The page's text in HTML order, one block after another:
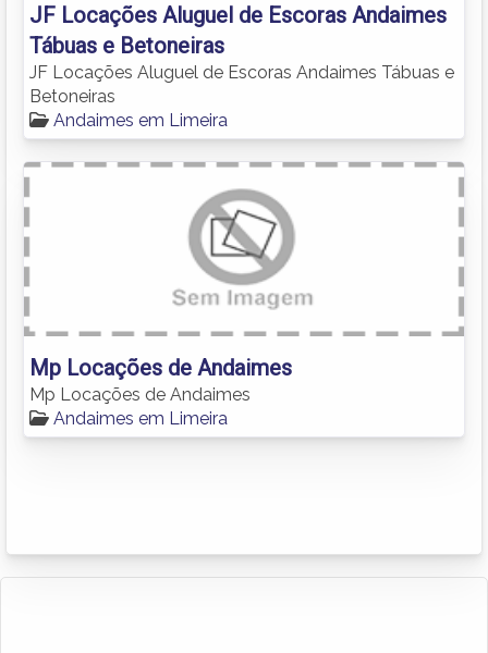
JF Locações Aluguel de Escoras Andaimes
Tábuas e Betoneiras
JF Locações Aluguel de Escoras Andaimes Tábuas e
Betoneiras
Andaimes em Limeira
Mp Locações de Andaimes
Mp Locações de Andaimes
Andaimes em Limeira